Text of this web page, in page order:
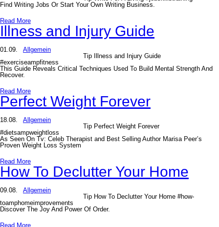
Find Writing Jobs Or Start Your Own Writing Business.
Read More
Illness and Injury Guide
01.09.
Allgemein
Tip Illness and Injury Guide
#exerciseampfitness
This Guide Reveals Critical Techniques Used To Build Mental Strength And
Recover.
Read More
Perfect Weight Forever
18.08.
Allgemein
Tip Perfect Weight Forever
#dietsampweightloss
As Seen On Tv: Celeb Therapist and Best Selling Author Marisa Peer’s
Proven Weight Loss System
Read More
How To Declutter Your Home
09.08.
Allgemein
Tip How To Declutter Your Home #how-
toamphomeimprovements
Discover The Joy And Power Of Order.
Read More